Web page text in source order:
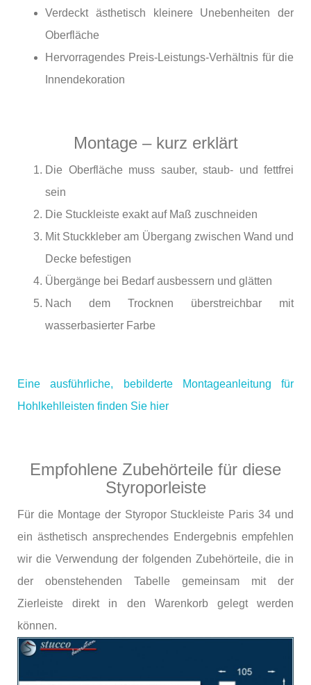
Verdeckt ästhetisch kleinere Unebenheiten der
Oberfläche
Hervorragendes Preis-Leistungs-Verhältnis für die
Innendekoration
Montage – kurz erklärt
Die Oberfläche muss sauber, staub- und fettfrei
sein
Die Stuckleiste exakt auf Maß zuschneiden
Mit Stuckkleber am Übergang zwischen Wand und
Decke befestigen
Übergänge bei Bedarf ausbessern und glätten
Nach dem Trocknen überstreichbar mit
wasserbasierter Farbe
Eine ausführliche, bebilderte Montageanleitung für
Hohlkehlleisten finden Sie hier
Empfohlene Zubehörteile für diese
Styroporleiste
Für die Montage der Styropor Stuckleiste Paris 34 und
ein ästhetisch ansprechendes Endergebnis empfehlen
wir die Verwendung der folgenden Zubehörteile, die in
der obenstehenden Tabelle gemeinsam mit der
Zierleiste direkt in den Warenkorb gelegt werden
können.